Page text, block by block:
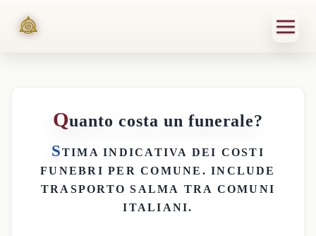
Quanto costa un funerale?
STIMA INDICATIVA DEI COSTI
FUNEBRI PER COMUNE . INCLUDE
TRASPORTO SALMA TRA COMUNI
ITALIANI.